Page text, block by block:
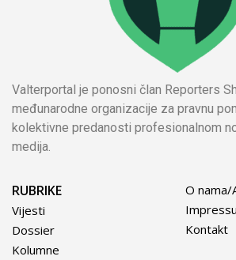
Valterportal je ponosni član Reporters
međunarodne organizacije za pravnu
kolektivne predanosti profesionalnom
medija.
RUBRIKE
Vijesti
Dossier
Kolumne
O nama/
Kontakt